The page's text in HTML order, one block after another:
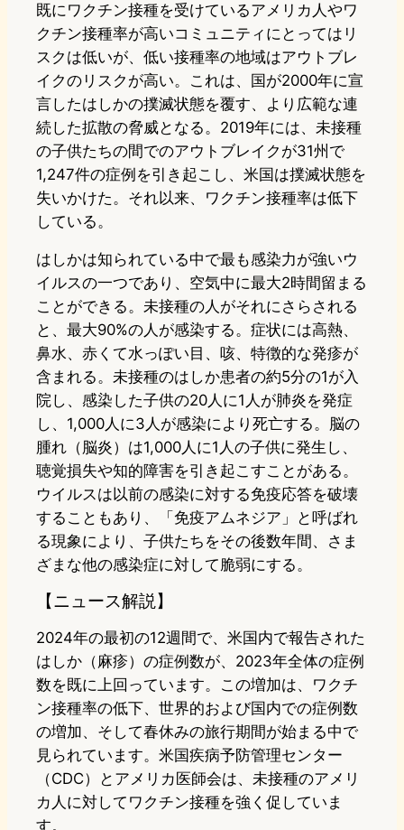
既にワクチン接種を受けているアメリカ人やワ
クチン接種率が高いコミュニティにとってはリ
スクは低いが、低い接種率の地域はアウトブレ
イクのリスクが高い。これは、国が2000年に宣
言したはしかの撲滅状態を覆す、より広範な連
続した拡散の脅威となる。2019年には、未接種
の子供たちの間でのアウトブレイクが31州で
1,247件の症例を引き起こし、米国は撲滅状態を
失いかけた。それ以来、ワクチン接種率は低下
している。
はしかは知られている中で最も感染力が強いウ
イルスの一つであり、空気中に最大2時間留まる
ことができる。未接種の人がそれにさらされる
と、最大90%の人が感染する。症状には高熱、
鼻水、赤くて水っぽい目、咳、特徴的な発疹が
含まれる。未接種のはしか患者の約5分の1が入
院し、感染した子供の20人に1人が肺炎を発症
し、1,000人に3人が感染により死亡する。脳の
腫れ（脳炎）は1,000人に1人の子供に発生し、
聴覚損失や知的障害を引き起こすことがある。
ウイルスは以前の感染に対する免疫応答を破壊
することもあり、「免疫アムネジア」と呼ばれ
る現象により、子供たちをその後数年間、さま
ざまな他の感染症に対して脆弱にする。
【ニュース解説】
2024年の最初の12週間で、米国内で報告された
はしか（麻疹）の症例数が、2023年全体の症例
数を既に上回っています。この増加は、ワクチ
ン接種率の低下、世界的および国内での症例数
の増加、そして春休みの旅行期間が始まる中で
見られています。米国疾病予防管理センター
（CDC）とアメリカ医師会は、未接種のアメリ
カ人に対してワクチン接種を強く促していま
す。